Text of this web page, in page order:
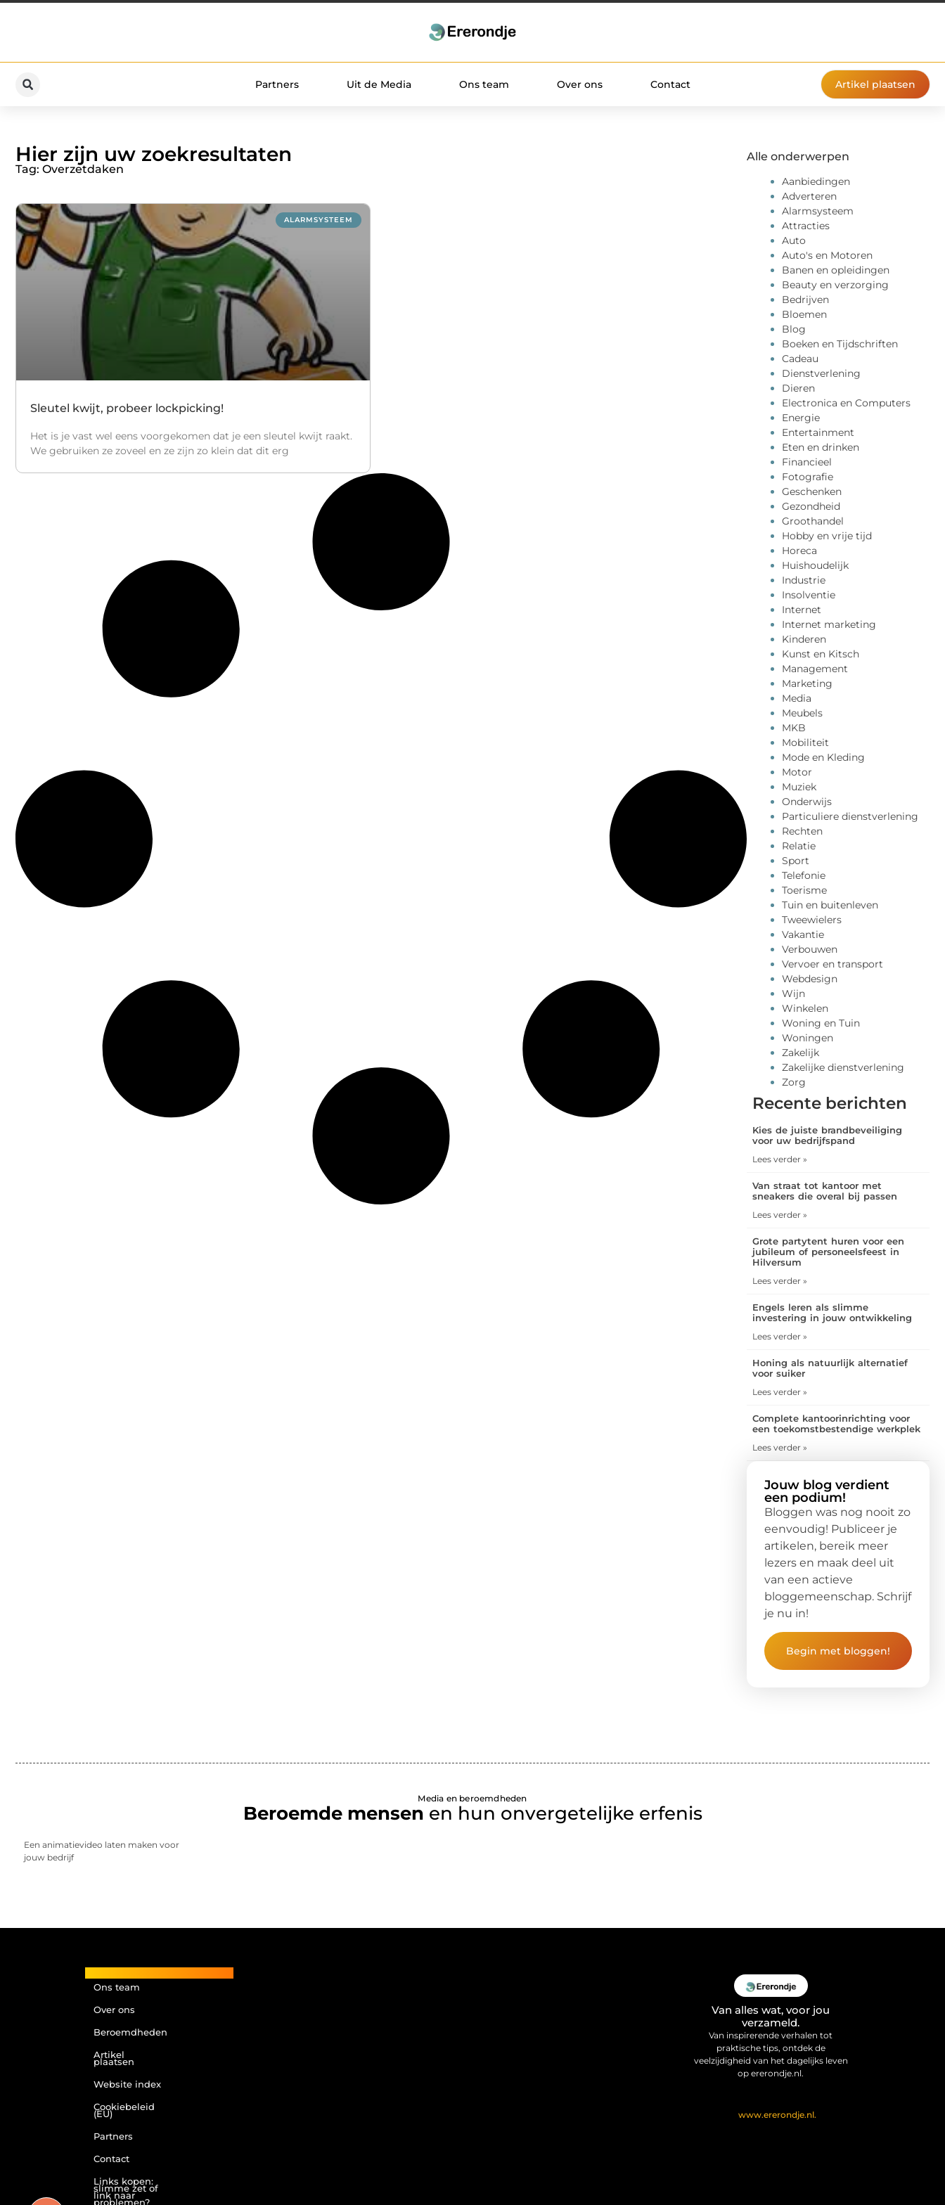
Partners Uit de Media Ons team Over ons Contact Artikel plaatsen
Hier zijn uw zoekresultaten
Tag: Overzetdaken
ALARMSYSTEEM
Sleutel kwijt, probeer lockpicking!
Het is je vast wel eens voorgekomen dat je een sleutel kwijt raakt.
We gebruiken ze zoveel en ze zijn zo klein dat dit erg
Alle onderwerpen
Aanbiedingen
Adverteren
Alarmsysteem
Attracties
Auto
Auto's en Motoren
Banen en opleidingen
Beauty en verzorging
Bedrijven
Bloemen
Blog
Boeken en Tijdschriften
Cadeau
Dienstverlening
Dieren
Electronica en Computers
Energie
Entertainment
Eten en drinken
Financieel
Fotografie
Geschenken
Gezondheid
Groothandel
Hobby en vrije tijd
Horeca
Huishoudelijk
Industrie
Insolventie
Internet
Internet marketing
Kinderen
Kunst en Kitsch
Management
Marketing
Media
Meubels
MKB
Mobiliteit
Mode en Kleding
Motor
Muziek
Onderwijs
Particuliere dienstverlening
Rechten
Relatie
Sport
Telefonie
Toerisme
Tuin en buitenleven
Tweewielers
Vakantie
Verbouwen
Vervoer en transport
Webdesign
Wijn
Winkelen
Woning en Tuin
Woningen
Zakelijk
Zakelijke dienstverlening
Zorg
Recente berichten
Kies de juiste brandbeveiliging
voor uw bedrijfspand
Lees verder »
Van straat tot kantoor met
sneakers die overal bij passen
Lees verder »
Grote partytent huren voor een
jubileum of personeelsfeest in
Hilversum
Lees verder »
Engels leren als slimme
investering in jouw ontwikkeling
Lees verder »
Honing als natuurlijk alternatief
voor suiker
Lees verder »
Complete kantoorinrichting voor
een toekomstbestendige werkplek
Lees verder »
Jouw blog verdient
een podium!
Bloggen was nog nooit zo
eenvoudig! Publiceer je
artikelen, bereik meer
lezers en maak deel uit
van een actieve
bloggemeenschap. Schrijf
je nu in!
Begin met bloggen!
Media en beroemdheden
Beroemde mensen en hun onvergetelijke erfenis
Een animatievideo laten maken voor
jouw bedrijf
Ons team
Over ons
Beroemdheden
Artikel
plaatsen
Website index
Cookiebeleid
(EU)
Partners
Contact
Links kopen:
slimme zet of
link naar
problemen?
Van alles wat, voor jou
verzameld.
Van inspirerende verhalen tot
praktische tips, ontdek de
veelzijdigheid van het dagelijks leven
op ererondje.nl.
www.ererondje.nl.